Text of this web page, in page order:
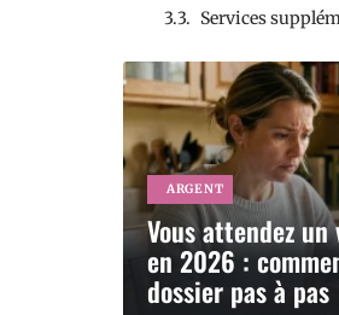
Services
ARGENT
Vous attendez un
en 2026 :
dossier pas à pas